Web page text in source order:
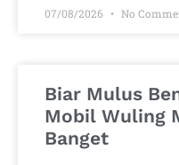
07/08/2026 No
Biar Mulus
Mobil Wuling
Banget